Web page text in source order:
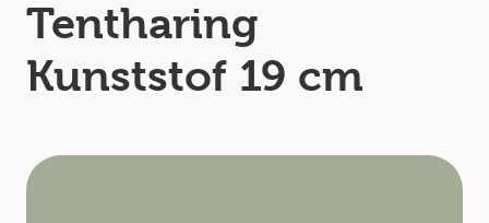
Tentharing
Kunststof 19 cm